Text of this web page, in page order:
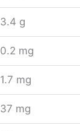
3.4 g
0.2 mg
1.7 mg
37 mg